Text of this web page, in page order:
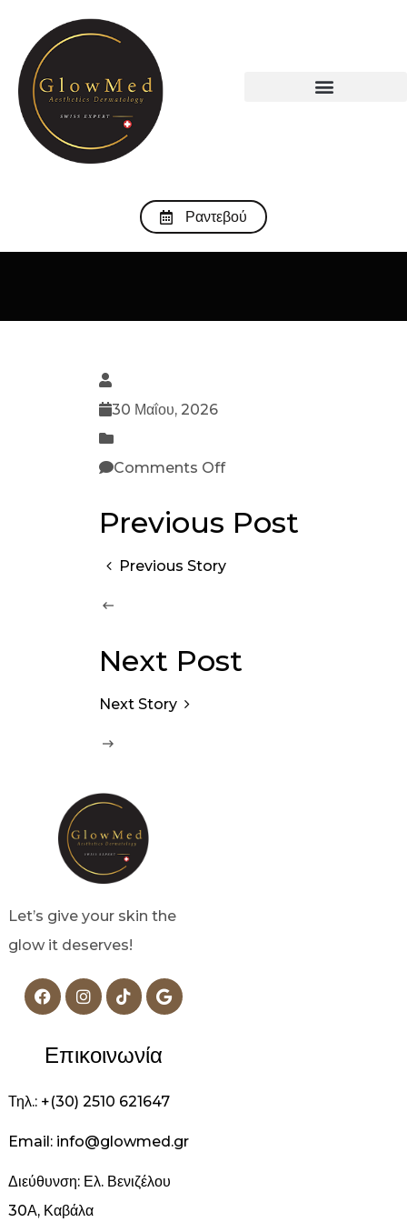
Ραντεβού
30 Μαΐου, 2026
Comments Off
Previous Post
Previous Story
Next Post
Next Story
Let’s give your skin the
glow it deserves!
Επικοινωνία
Τηλ.: +(30) 2510 621647
Email: info@glowmed.gr
Διεύθυνση: Ελ. Βενιζέλου
30Α, Καβάλα